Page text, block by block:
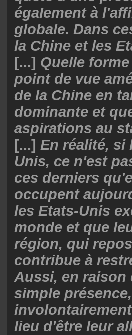
égaIement à
globale. Dans
la Chine et les
[...] Quelle
point de vue
de la Chine en
dominante et
aspirations au
[...] En réalité, si
Unis, ce n'est
ces derniers
occupent
les Etats-Unis
monde et que
région, qui
contribue à
Aussi, en raison
simple
lieu d'être leur